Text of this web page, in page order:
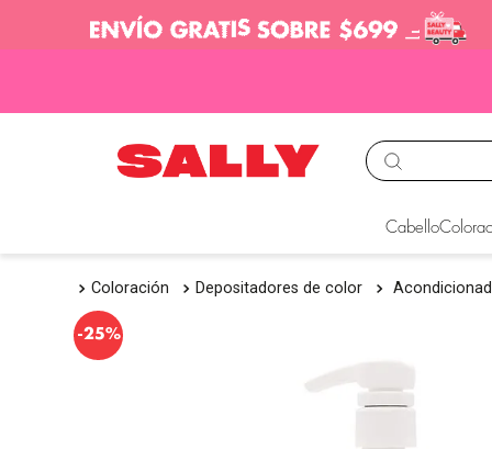
Cabello
Coloración Depositadores de color
-25%
TÉRMINOS MÁS
2. igora
.
olaplex